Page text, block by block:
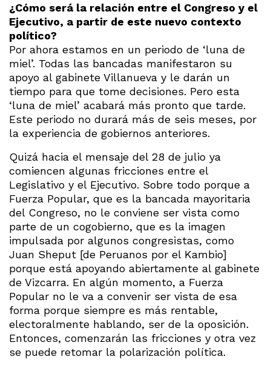
¿Cómo será la relación entre el Congreso y el
Ejecutivo, a partir de este nuevo contexto
político?
Por ahora estamos en un periodo de ‘luna de
miel’. Todas las bancadas manifestaron su
apoyo al gabinete Villanueva y le darán un
tiempo para que tome decisiones. Pero esta
‘luna de miel’ acabará más pronto que tarde.
Este periodo no durará más de seis meses, por
la experiencia de gobiernos anteriores.
Quizá hacia el mensaje del 28 de julio ya
comiencen algunas fricciones entre el
Legislativo y el Ejecutivo. Sobre todo porque a
Fuerza Popular, que es la bancada mayoritaria
del Congreso, no le conviene ser vista como
parte de un cogobierno, que es la imagen
impulsada por algunos congresistas, como
Juan Sheput [de Peruanos por el Kambio]
porque está apoyando abiertamente al gabinete
de Vizcarra. En algún momento, a Fuerza
Popular no le va a convenir ser vista de esa
forma porque siempre es más rentable,
electoralmente hablando, ser de la oposición.
Entonces, comenzarán las fricciones y otra vez
se puede retomar la polarización política.